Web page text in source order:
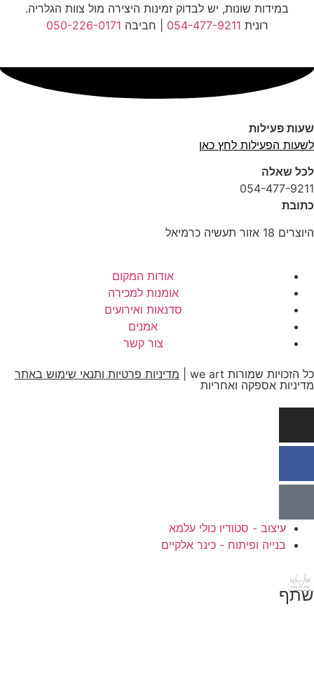
במידות שונות, יש לבדוק זמינות היצירה מול צוות הגלריה.
רונית 054-477-9211 | חביבה 050-226-0171
שעות פעילות
לשעות הפעילות לחץ כאן
לכל שאלה
054-477-9211
כתובת
היוצרים 18 אזור תעשיה כרמיאל
אודות המקום
אומנות למכירה
סדנאות ואירועים
אמנים
צור קשר
כל הזכויות שמורות we art |
מדיניות פרטיות ותנאי שימוש באתר
מדיניות אספקה ואחריות
עיצוב - סטודיו כולי עלמא
בנייה ופיתוח - כינר אלקיים
שתף